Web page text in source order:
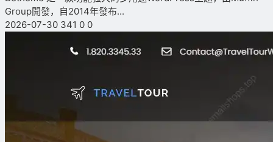
Group開發，自2014年發布...
2026-07-30 341 0 0